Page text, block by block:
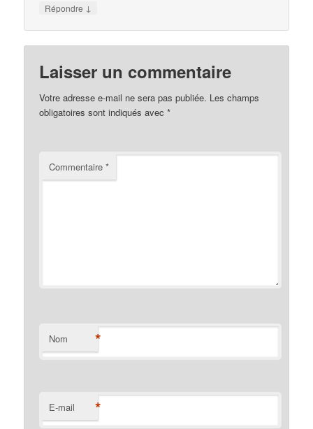
Répondre ↓
Laisser un commentaire
Votre adresse e-mail ne sera pas publiée. Les champs
obligatoires sont indiqués avec*
Commentaire*
Nom *
E-mail *